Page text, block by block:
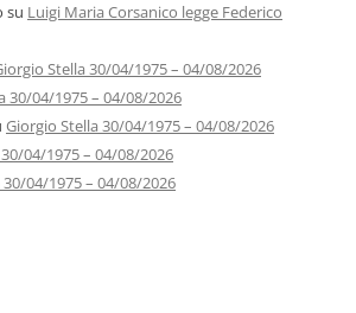
su Luigi Maria Corsanico legge Federico
Stella 30/04/1975 – 04/08/2026
30/04/1975 – 04/08/2026
Giorgio Stella 30/04/1975 – 04/08/2026
04/1975 – 04/08/2026
04/1975 – 04/08/2026